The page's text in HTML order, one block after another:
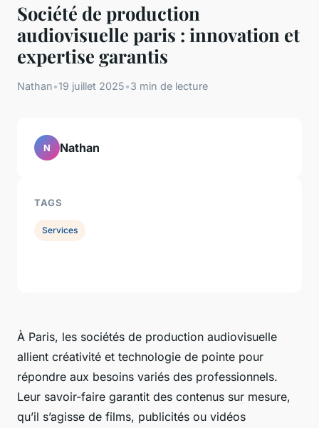
Société de production
audiovisuelle paris : innovation et
expertise garantis
Nathan•19 juillet 2025•3 min de lecture
À Paris, les sociétés de production audiovisuelle
allient créativité et technologie de pointe pour
répondre aux besoins variés des professionnels.
Leur savoir-faire garantit des contenus sur mesure,
qu’il s’agisse de films, publicités ou vidéos
N Nathan
TAGS
Services